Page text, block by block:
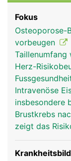
Rubriken
grösste Anteil
Hüftpfanne
Kugelgelenk
aufeinander
bezogen und
Hüftgelenk
umgeben und
umliegenden
des Beines
Gelenk,
Fokus
Osteoporose-
vorbeugen
Herz-
Intravenöse
insbesondere
Brustkrebs
zeigt das